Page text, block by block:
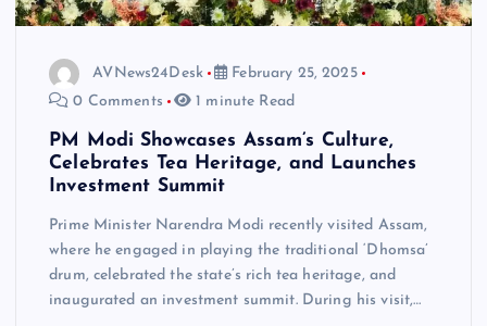
AVNews24Desk
February 25, 2025
0 Comments
1 minute Read
PM Modi Showcases Assam’s Culture,
Celebrates Tea Heritage, and Launches
Investment Summit
Prime Minister Narendra Modi recently visited Assam,
where he engaged in playing the traditional ‘Dhomsa’
drum, celebrated the state’s rich tea heritage, and
inaugurated an investment summit. During his visit,…